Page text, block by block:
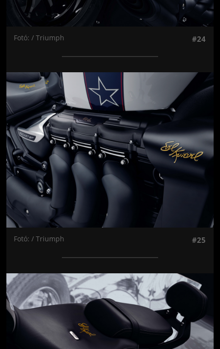
Fotó: / Triumph #24
Jön még kép!
Fotó: / Triumph #25
Jön még kép!